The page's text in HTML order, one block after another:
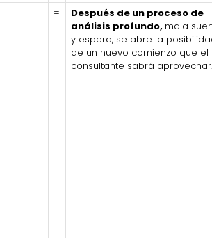
=
Después de un proceso de
análisis profundo, mala
y espera, se abre la
de un nuevo comienzo que el
consultante sabrá aprovechar.